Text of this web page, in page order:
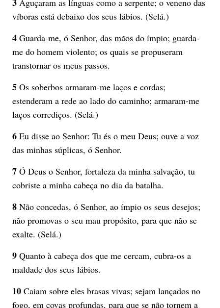
Aguçaram as línguas como a serpente; o veneno das
víboras está debaixo dos seus lábios. (Selá.)
4Guarda-me, ó Senhor, das mãos do ímpio; guarda-
me do homem violento; os quais se propuseram
transtornar os meus passos.
5Os soberbos armaram-me laços e cordas;
estenderam a rede ao lado do caminho; armaram-me
laços corrediços. (Selá.)
6Eu disse ao Senhor: Tu és o meu Deus; ouve a voz
das minhas súplicas, ó Senhor.
7Ó Deus o Senhor, fortaleza da minha salvação, tu
cobriste a minha cabeça no dia da batalha.
8Não concedas, ó Senhor, ao ímpio os seus desejos;
não promovas o seu mau propósito, para que não se
exalte. (Selá.)
9Quanto à cabeça dos que me cercam, cubra-os a
maldade dos seus lábios.
10Caiam sobre eles brasas vivas; sejam lançados no
fogo, em covas profundas, para que se não tornem a